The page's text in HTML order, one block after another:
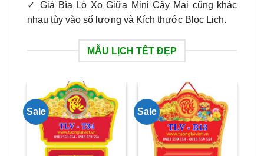
✓ Giá Bìa Lò Xo Giữa Mini Cây Mai cũng khác
nhau tùy vào số lượng và Kích thước Bloc Lịch.
MẪU LỊCH TẾT ĐẸP
Sale Sale